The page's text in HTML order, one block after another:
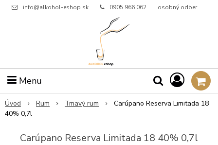
info@alkohol-eshop.sk 0905 966 062 osobný odber
Menu
Úvod Rum Tmavý rum
Carúpano Reserva Limitada 18
40% 0,7l
Carúpano Reserva Limitada 18 40% 0,7l